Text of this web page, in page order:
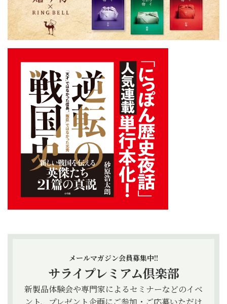
メールマガジン会員募集中!!
サライプレミアム倶楽部
新製品体験会や専門家によるセミナーなどのイベ